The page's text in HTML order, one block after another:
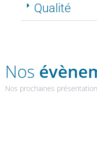
Qualité
Nos
Nos prochaines